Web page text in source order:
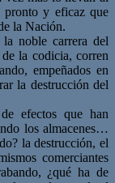
pronto y eficaz que
la Nación.
la noble carrera del
la codicia, corren
empeñados en
la destrucción del
efectos que han
los almacenes…
la destrucción, el
comerciantes
¿qué ha de